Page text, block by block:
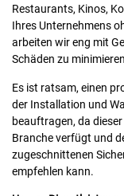
Restaurants, Kinos,
Ihres Unternehmens
arbeiten wir eng mit
Schäden zu
Es ist ratsam, einen
der Installation und
beauftragen, da
Branche verfügt und
zugeschnittenen
empfehlen kann.